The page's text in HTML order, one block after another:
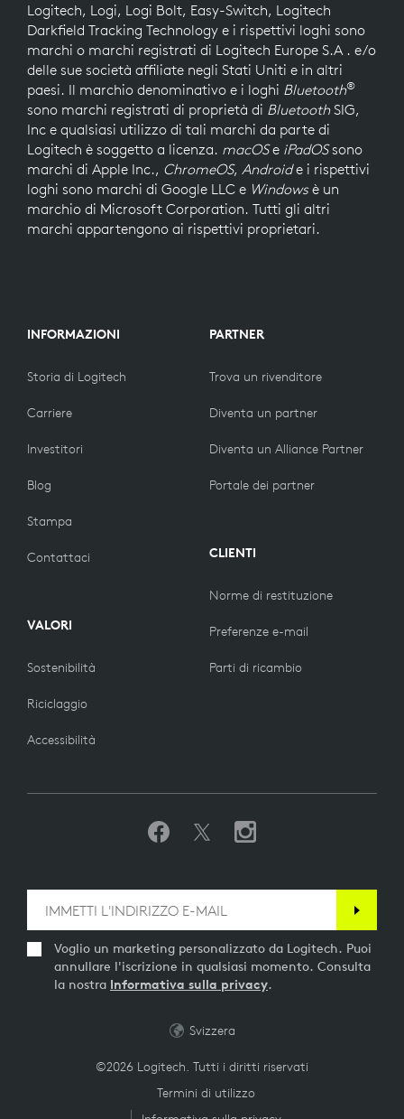
Logitech, Logi, Logi Bolt, Easy-Switch, Logitech
Darkfield Tracking Technology e i rispettivi loghi sono
marchi o marchi registrati di Logitech Europe S.A . e/o
delle sue società affiliate negli Stati Uniti e in altri
paesi. Il marchio denominativo e i loghi Bluetooth®
sono marchi registrati di proprietà di BluetoothSIG,
Inc e qualsiasi utilizzo di tali marchi da parte di
Logitech è soggetto a licenza. macOSe iPadOSsono
marchi di Apple Inc., ChromeOS, Androide i rispettivi
loghi sono marchi di Google LLC e Windowsè un
marchio di Microsoft Corporation. Tutti gli altri
marchi appartengono ai rispettivi proprietari.
INFORMAZIONI
Storia di Logitech
Carriere
Investitori
Blog
Stampa
Contattaci
VALORI
Sostenibilità
Riciclaggio
Accessibilità
PARTNER
Trova un rivenditore
Diventa un partner
Diventa un Alliance Partner
Portale dei partner
CLIENTI
Norme di restituzione
Preferenze e-mail
Parti di ricambio
Voglio un marketing personalizzato da Logitech. Puoi
annullare l'iscrizione in qualsiasi momento. Consulta
la nostra Informativa sulla privacy.
©2026 Logitech. Tutti i diritti riservati
Termini di utilizzo
Svizzera